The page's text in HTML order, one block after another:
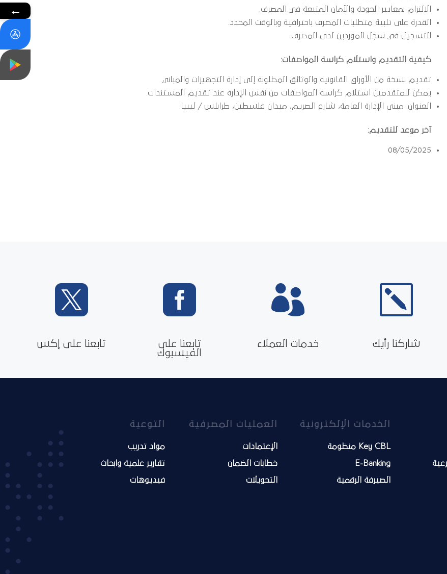
الالتزام بمعايير الجودة والأمان المتبعة في المصرف.
القدرة على تلبية متطلبات المصرف باحترافية وبالوقت المحدد.
التسجيل في سجل الموردين لدى المصرف.
كيفية التقديم واستلام كراسة المواصفات:
تقديم نسخة من الأوراق القانونية والوثائق المطلوبة إلى إدارة التجهيزات والمباني.
يمكن للمتقدمين استلام كراسة المواصفات من نفس الإدارة عند تقديم المستندات.
العنوان: مبنى الإدارة العامة، شارع الصريم، ميدان فلسطين، طرابلس / ليبيا.
آخر موعد للتقديم:
08/05/2025

تابعنا على إكس

تابعنا على
الفيسبوك

خدمات العملاء
k
شاركنا رأيك
التوعية
مواد تدريب
تقارير علمية وابحاث
فيديوهات
العمليات المصرفية
الإعتمادات
خطابات الضمان
التحويلات
الخدمات الإلكترونية
Key CBL منظومة
E-Banking
الصيرفة الرقمية
←